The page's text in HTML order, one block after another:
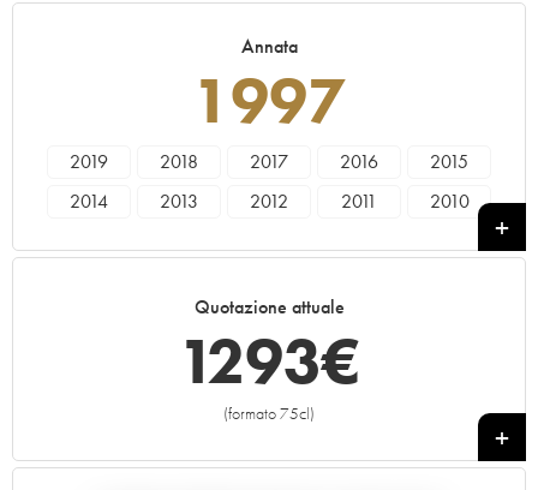
Annata
1997
2019 2018 2017 2016
2015
2014
2013 2012 2011
2010
1997
Quotazione attuale
1293€
(formato 75cl)
+